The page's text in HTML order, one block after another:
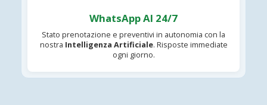
WhatsApp AI 24/7
Stato prenotazione e preventivi in autonomia con la
nostra Intelligenza Artificiale. Risposte immediate
ogni giorno.